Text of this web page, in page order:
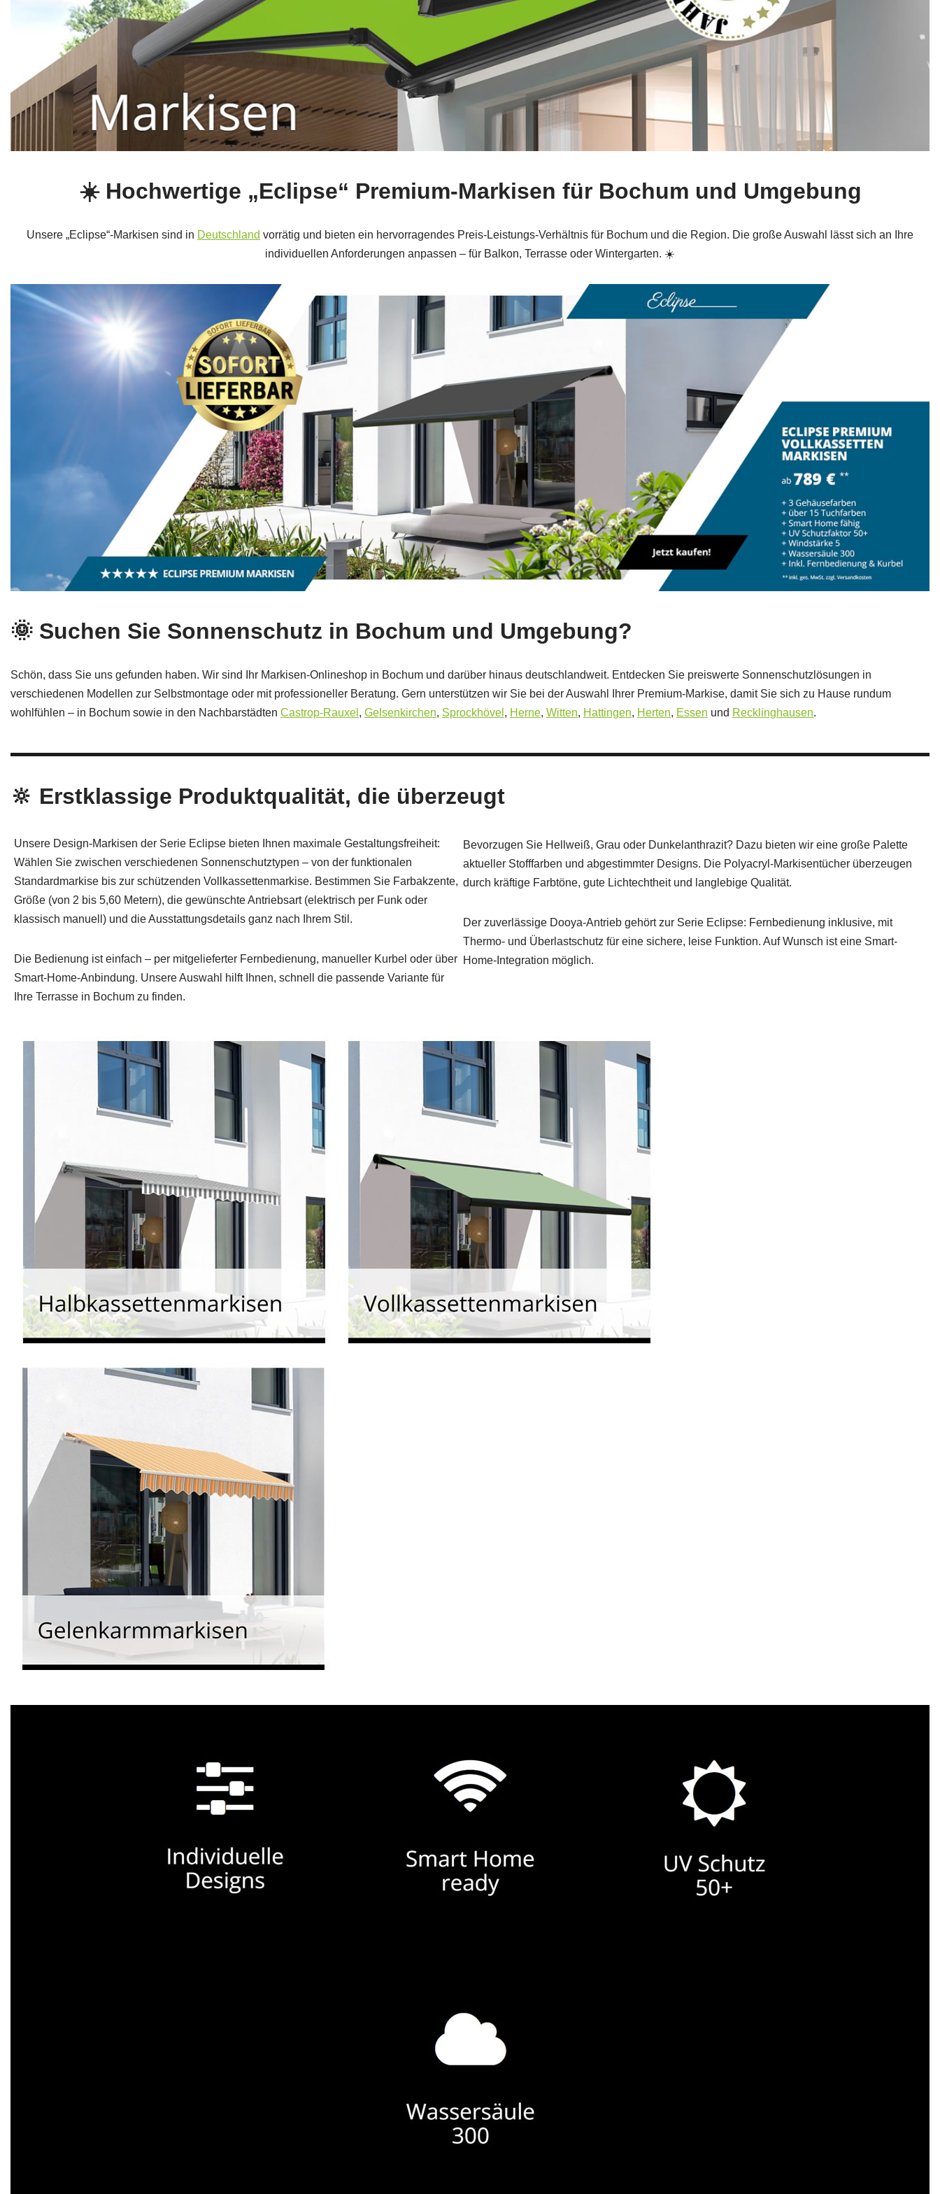
☀️ Hochwertige „Eclipse“ Premium-Markisen für Bochum und Umgebung
Unsere „Eclipse“-Markisen sind in Deutschland vorrätig und bieten ein hervorragendes Preis-Leistungs-Verhältnis für Bochum und die Region. Die große Auswahl lässt sich an Ihre
individuellen Anforderungen anpassen – für Balkon, Terrasse oder Wintergarten. ☀️
🌞 Suchen Sie Sonnenschutz in Bochum und Umgebung?
Schön, dass Sie uns gefunden haben. Wir sind Ihr Markisen-Onlineshop in Bochum und darüber hinaus deutschlandweit. Entdecken Sie preiswerte Sonnenschutzlösungen in
verschiedenen Modellen zur Selbstmontage oder mit professioneller Beratung. Gern unterstützen wir Sie bei der Auswahl Ihrer Premium-Markise, damit Sie sich zu Hause rundum
wohlfühlen – in Bochum sowie in den Nachbarstädten Castrop-Rauxel , Gelsenkirchen, Sprockhövel , Herne, Witten, Hattingen, Herten, Essen und Recklinghausen.
🔆 Erstklassige Produktqualität, die überzeugt
Unsere Design-Markisen der Serie Eclipse bieten Ihnen maximale Gestaltungsfreiheit:
Wählen Sie zwischen verschiedenen Sonnenschutztypen – von der funktionalen
Standardmarkise bis zur schützenden Vollkassettenmarkise. Bestimmen Sie Farbakzente,
Größe (von 2 bis 5,60 Metern), die gewünschte Antriebsart (elektrisch per Funk oder
klassisch manuell) und die Ausstattungsdetails ganz nach Ihrem Stil.
Die Bedienung ist einfach – per mitgelieferter Fernbedienung, manueller Kurbel oder über
Smart-Home-Anbindung. Unsere Auswahl hilft Ihnen, schnell die passende Variante für
Ihre Terrasse in Bochum zu finden.
Bevorzugen Sie Hellweiß, Grau oder Dunkelanthrazit? Dazu bieten wir eine große Palette
aktueller Stofffarben und abgestimmter Designs. Die Polyacryl-Markisentücher überzeugen
durch kräftige Farbtöne, gute Lichtechtheit und langlebige Qualität.
Der zuverlässige Dooya-Antrieb gehört zur Serie Eclipse: Fernbedienung inklusive, mit
Thermo- und Überlastschutz für eine sichere, leise Funktion. Auf Wunsch ist eine Smart-
Home-Integration möglich.